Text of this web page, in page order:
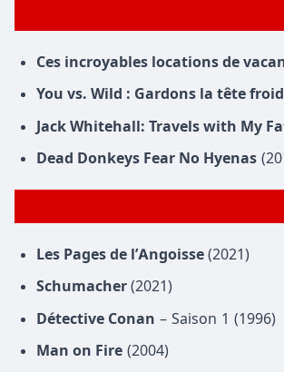
Ces incroyables locations de
You vs. Wild : Gardons la tête
Jack Whitehall: Travels with My
Dead Donkeys Fear No Hyenas
Les Pages de l’Angoisse (2021)
Schumacher (2021)
Détective Conan – Saison 1 (1996)
Man on Fire (2004)